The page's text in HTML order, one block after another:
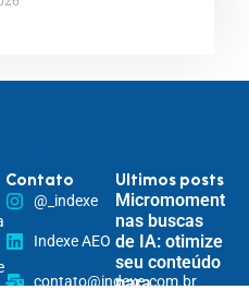
Contato
@_indexe
Indexe AEO
contato@indexe.com.br
Ultimos posts
Micromomentos
nas buscas
de IA: otimize
seu conteúdo
para